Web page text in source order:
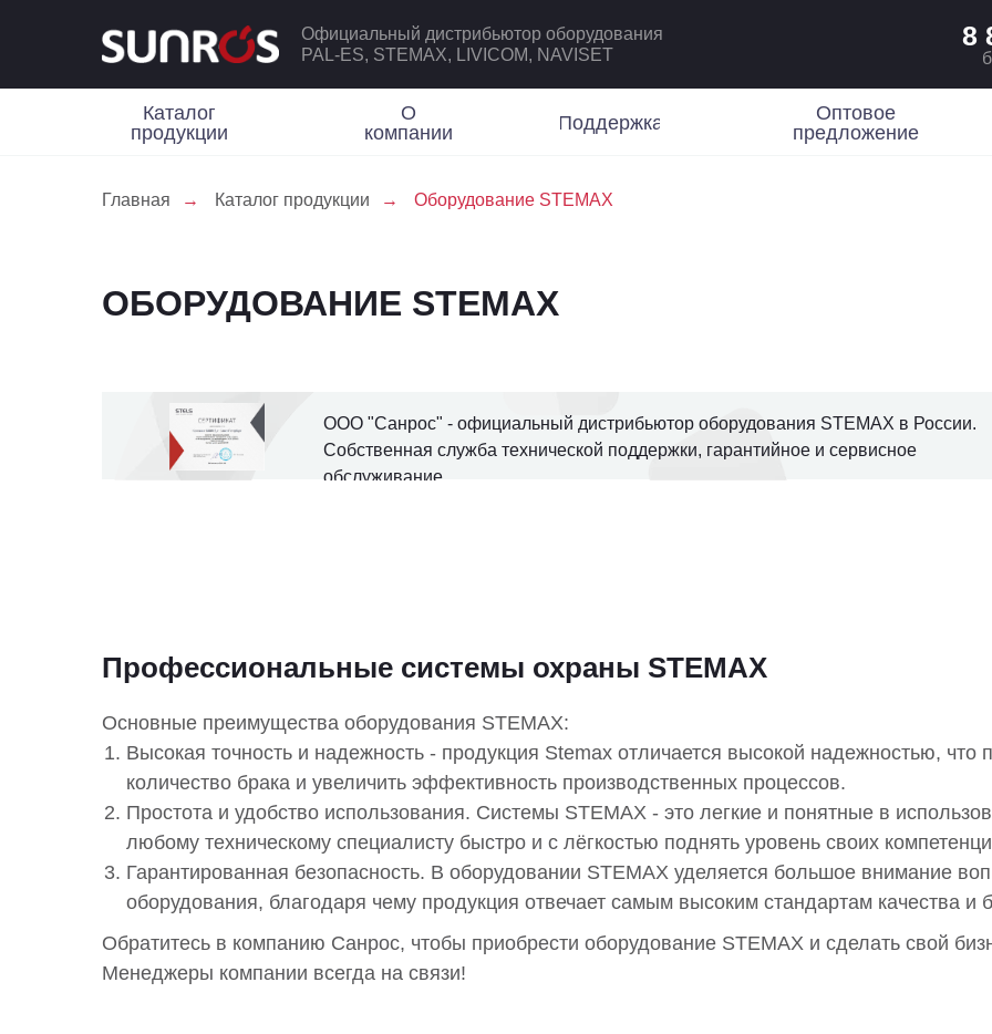
Официальный дистрибьютор оборудования
PAL-ES, STEMAX, LIVICOM, NAVISET
8
Каталог
продукции
О
компании
Поддержка
Оптовое
предложение
Главная → Каталог продукции → Оборудование STEMAX
ОБОРУДОВАНИЕ STEMAX
ООО "Санрос" - официальный дистрибьютор оборудования STEMAX в России.
Собственная служба технической поддержки, гарантийное и сервисное
обслуживание.
Профессиональные системы охраны STEMAX
Основные преимущества оборудования STEMAX:
Высокая точность и надежность - продукция Stemax отличается высокой надежностью, что
количество брака и увеличить эффективность производственных процессов.
Простота и удобство использования. Системы STEMAX - это легкие и понятные в
любому техническому специалисту быстро и с лёгкостью поднять уровень своих
Гарантированная безопасность. В оборудовании STEMAX уделяется большое внимание
оборудования, благодаря чему продукция отвечает самым высоким стандартам качества и
Обратитесь в компанию Санрос, чтобы приобрести оборудование STEMAX и сделать свой
Менеджеры компании всегда на связи!